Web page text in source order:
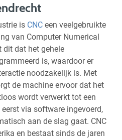
is CNC een veelgebruikte
van Computer Numerical
dit dat het gehele
is, waardoor er
noodzakelijk is. Met
de machine ervoor dat het
wordt verwerkt tot een
via software ingevoerd,
aan de slag gaat. CNC
en bestaat sinds de jaren